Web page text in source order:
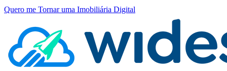
Quero me Tornar uma Imobiliária Digital